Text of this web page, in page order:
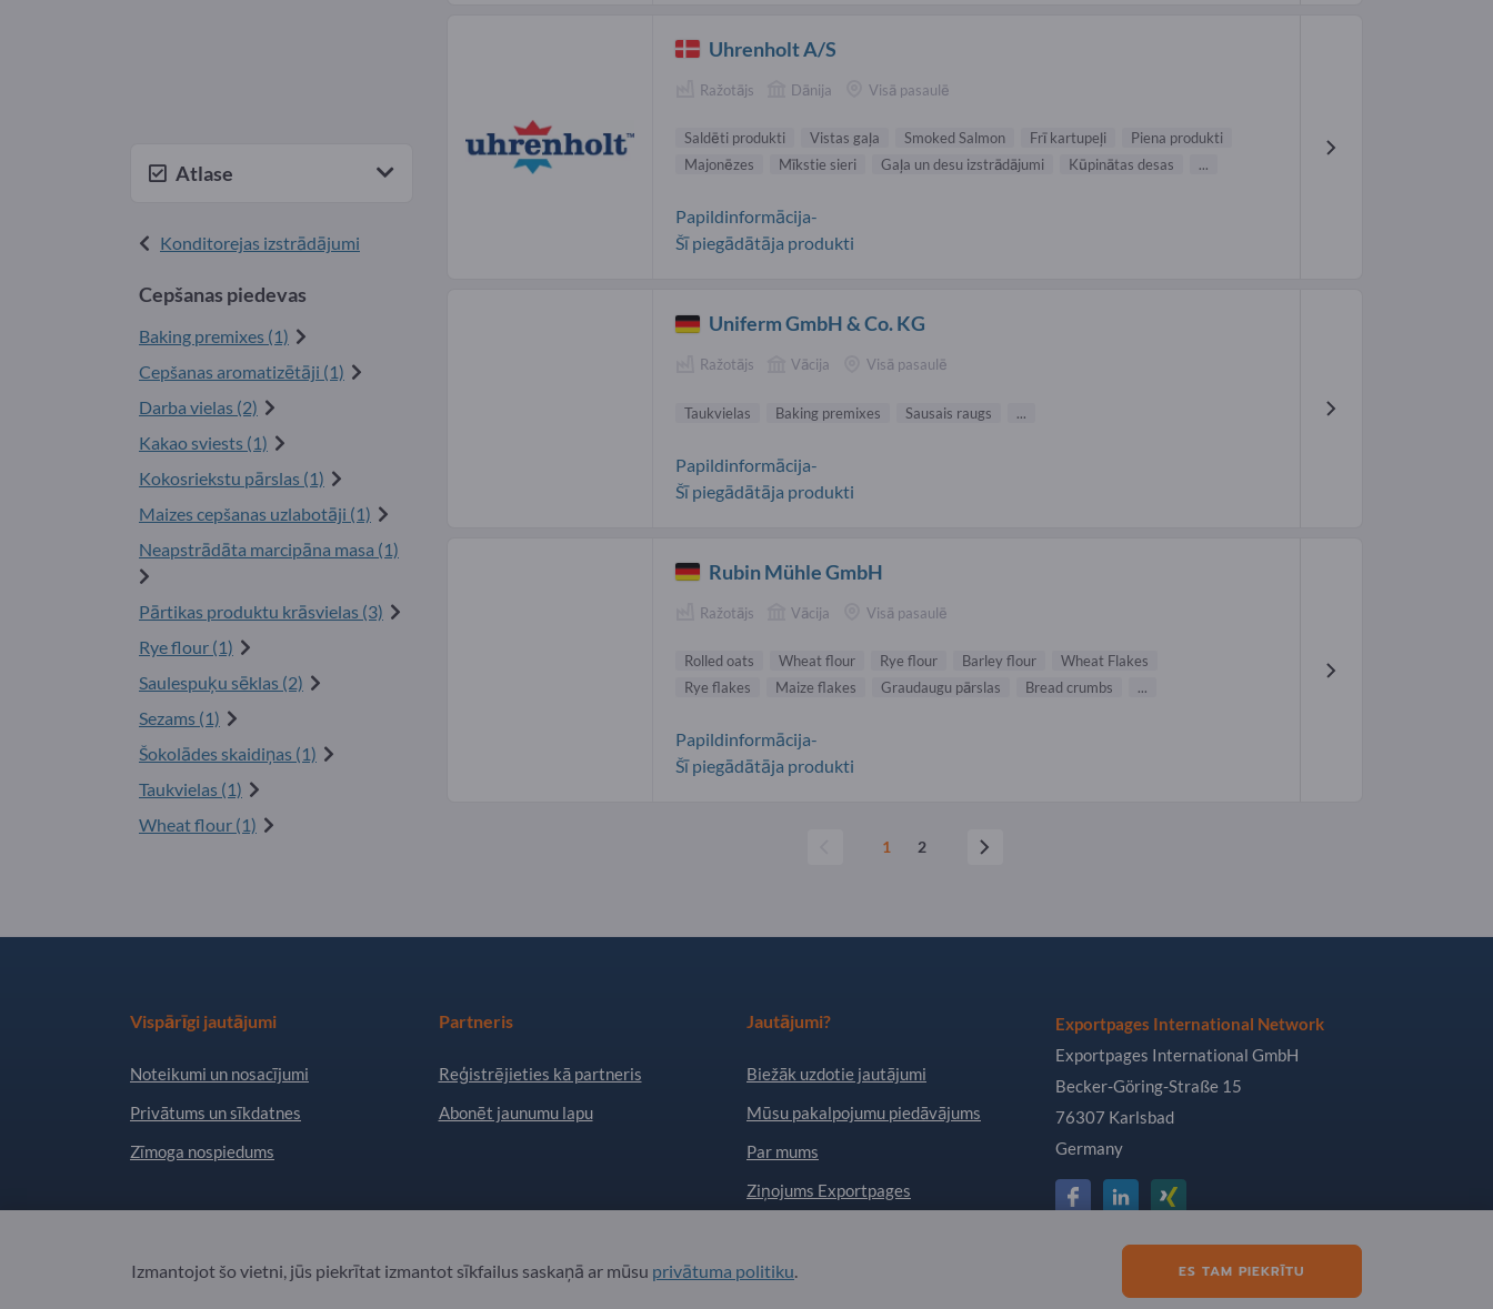
Atlase
Konditorejas izstrādājumi
Cepšanas piedevas
Baking premixes (1)
Cepšanas aromatizētāji (1)
Darba vielas (2)
Kakao sviests (1)
Kokosriekstu pārslas (1)
Maizes cepšanas uzlabotāji (1)
Neapstrādāta marcipāna masa (1)
Pārtikas produktu krāsvielas (3)
Rye flour (1)
Saulespuķu sēklas (2)
Sezams (1)
Šokolādes skaidiņas (1)
Taukvielas (1)
Wheat flour (1)
Uhrenholt A/S
Ražotājs Dānija Visā pasaulē
Saldēti produkti Vistas gaļa Smoked Salmon Frī kartupeļi
Piena produkti
Majonēzes
Mīkstie sieri Gaļa un desu izstrādājumi Kūpinātas desas ...
Papildinformācija-
Šī piegādātāja produkti
Uniferm GmbH & Co. KG
Ražotājs Vācija Visā pasaulē
Taukvielas Baking premixes Sausais raugs ...
Papildinformācija-
Šī piegādātāja produkti
Rubin Mühle GmbH
Ražotājs Vācija Visā pasaulē
Rolled oats Wheat flour Rye flour Barley flour
Wheat Flakes
Rye flakes
Maize flakes Graudaugu pārslas Bread crumbs ...
Papildinformācija-
Šī piegādātāja produkti
1 2
Vispārīgi jautājumi
Noteikumi un nosacījumi
Privātums un sīkdatnes
Zīmoga nospiedums
Partneris
Reģistrējieties kā partneris
Abonēt jaunumu lapu
Jautājumi?
Biežāk uzdotie jautājumi
Mūsu pakalpojumu piedāvājums
Par mums
Ziņojums Exportpages
Exportpages International Network
Exportpages International GmbH
Becker-Göring-Straße 15
76307 Karlsbad
Germany
Copyright © 2026 Exportpages International GmbH. All Rights Reserved.
Izmantojot šo vietni, jūs piekrītat izmantot sīkfailus saskaņā ar mūsu privātuma politiku. ES TAM PIEKRĪTU